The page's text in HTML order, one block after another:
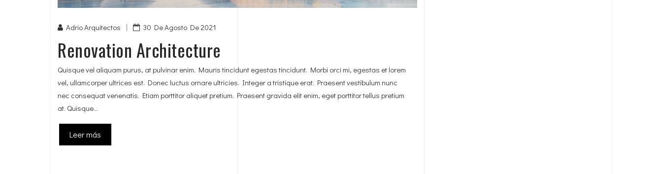
Adrio Arquitectos | 30 De Agosto De 2021
Renovation Architecture
Quisque vel aliquam purus, at pulvinar enim. Mauris tincidunt egestas tincidunt. Morbi orci mi, egestas et lorem
vel, ullamcorper ultrices est. Donec luctus ornare ultricies. Integer a tristique erat. Praesent vestibulum nunc
nec consequat venenatis. Etiam porttitor aliquet pretium. Praesent gravida elit enim, eget porttitor tellus pretium
at. Quisque...
Leer más